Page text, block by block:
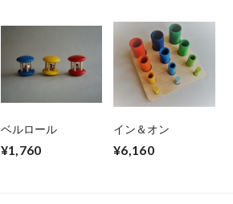
ベルロール
¥1,760
イン＆オン
¥6,160